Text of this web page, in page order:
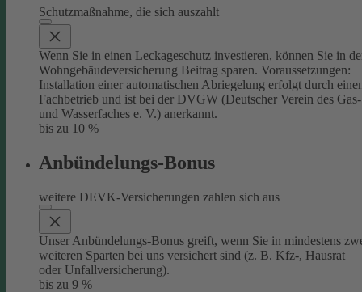
Schutzmaßnahme, die sich auszahlt
Wenn Sie in einen Leckageschutz investieren, können Sie in
Wohngebäudeversicherung Beitrag sparen. Voraussetzungen:
Installation einer automatischen Abriegelung erfolgt durch
Fachbetrieb und ist bei der DVGW (Deutscher Verein des Gas-
und Wasserfaches e. V.) anerkannt.
bis zu 10 %
Anbündelungs-Bonus
weitere DEVK-Versicherungen zahlen sich aus
Unser Anbündelungs-Bonus greift, wenn Sie in mindestens
weiteren Sparten bei uns versichert sind (z. B. Kfz-, Hausrat
oder Unfallversicherung).
bis zu 9 %